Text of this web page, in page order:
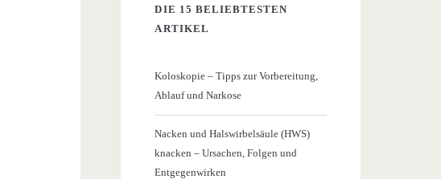
DIE 15 BELIEBTESTEN
ARTIKEL
Koloskopie – Tipps zur Vorbereitung,
Ablauf und Narkose
Nacken und Halswirbelsäule (HWS)
knacken – Ursachen, Folgen und
Entgegenwirken